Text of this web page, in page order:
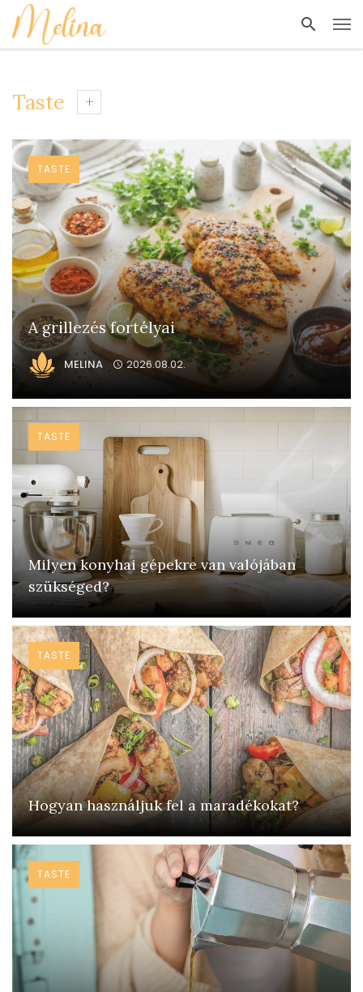
Taste
A grillezés fortélyai
MELINA 2026.08.02.
TASTE
Milyen konyhai gépekre van valójában
szükséged?
TASTE
Hogyan használjuk fel a maradékokat?
TASTE
TASTE